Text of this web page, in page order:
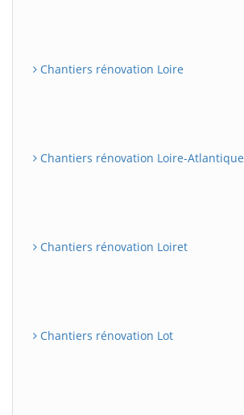
Chantiers rénovation Loire
Chantiers rénovation Loire-Atlantique
Chantiers rénovation Loiret
Chantiers rénovation Lot